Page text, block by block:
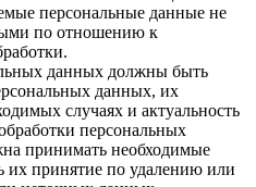
персональные данные не
по отношению к
данных должны быть
данных, их
случаях и актуальность
персональных
принимать необходимые
их принятие по удалению или